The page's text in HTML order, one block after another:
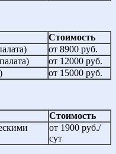
Стоимость
от 8900 руб.
от 12000 руб.
от 15000 руб.
Стоимость
от 1900 руб./
сут